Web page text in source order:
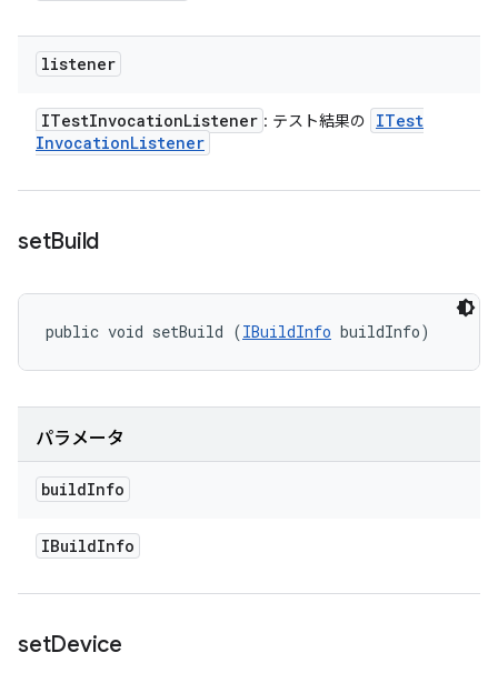
listener
ITestInvocationListener : テスト結果の
ITest
InvocationListener
setBuild
public void setBuild (IBuildInfo buildInfo)
パラメータ
buildInfo
IBuildInfo
setDevice